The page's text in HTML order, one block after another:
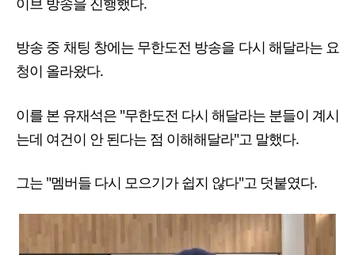
방송 중 채팅 창에는 무한도전 방송을 다시 해달라는 요
청이 올라왔다.
이를 본 유재석은 "무한도전 다시 해달라는 분들이 계시
는데 여건이 안 된다는 점 이해해달라"고 말했다.
그는 "멤버들 다시 모으기가 쉽지 않다"고 덧붙였다.